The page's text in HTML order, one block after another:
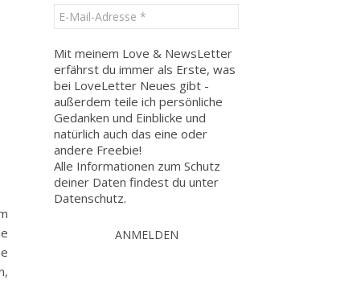
Mit meinem Love & NewsLetter
erfährst du immer als Erste, was
bei LoveLetter Neues gibt -
außerdem teile ich persönliche
Gedanken und Einblicke und
natürlich auch das eine oder
andere Freebie!
Alle Informationen zum Schutz
deiner Daten findest du unter
Datenschutz.